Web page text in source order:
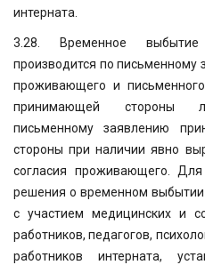
интерната.
3.28. Временное выбытие
производится по письменному
проживающего и
принимающей стороны
письменному заявлению
стороны при наличии явно
согласия проживающего. Для
решения о временном
с участием медицинских и
работников, педагогов,
работников интерната,